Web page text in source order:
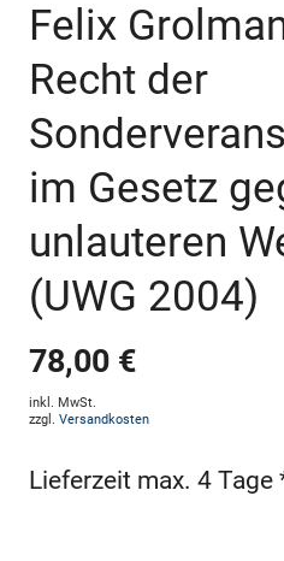
Felix
Recht der
im Gesetz
unlauteren
(UWG 2004)
78,00 €
inkl. MwSt.
zzgl. Versandkosten
Lieferzeit max. 4 Tage